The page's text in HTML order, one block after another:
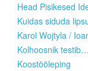
Head Pisikesed
Kuidas siduda
Karol Wojtyla /
Kolhoosnik testib…
Koostööleping